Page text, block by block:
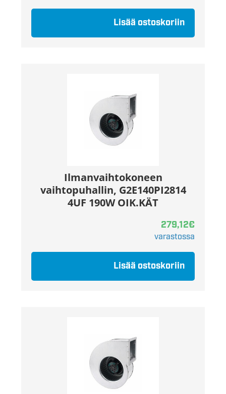
Lisää ostoskoriin
Ilmanvaihtokoneen
vaihtopuhallin, G2E140PI2814
4UF 190W OIK.KÄT
279,12€
varastossa
Lisää ostoskoriin